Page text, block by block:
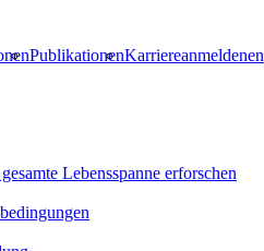
PublikationenKarriereanmeldenen
Lebensspanne erforschen